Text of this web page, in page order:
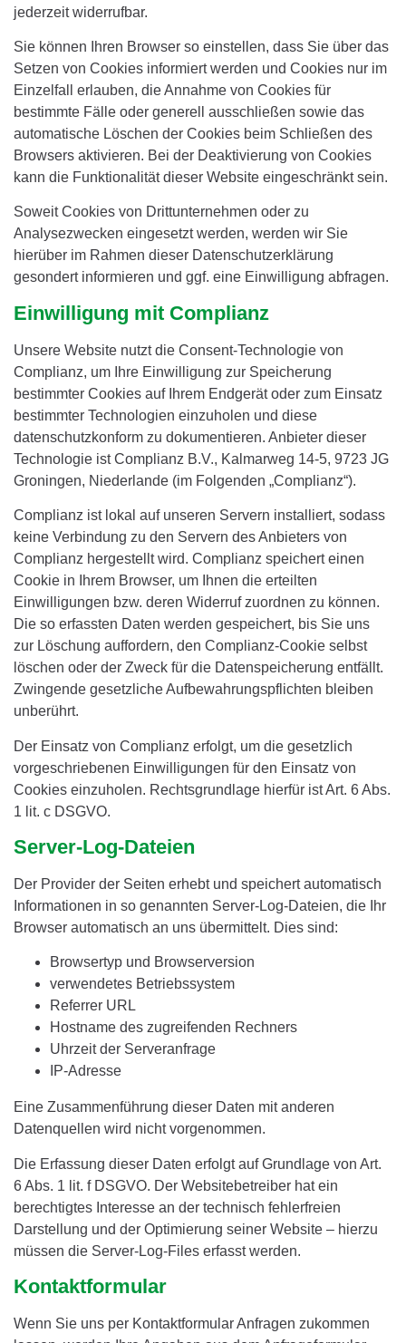
jederzeit widerrufbar.
Sie können Ihren Browser so einstellen, dass Sie über das
Setzen von Cookies informiert werden und Cookies nur im
Einzelfall erlauben, die Annahme von Cookies für
bestimmte Fälle oder generell ausschließen sowie das
automatische Löschen der Cookies beim Schließen des
Browsers aktivieren. Bei der Deaktivierung von Cookies
kann die Funktionalität dieser Website eingeschränkt sein.
Soweit Cookies von Drittunternehmen oder zu
Analysezwecken eingesetzt werden, werden wir Sie
hierüber im Rahmen dieser Datenschutzerklärung
gesondert informieren und ggf. eine Einwilligung abfragen.
Einwilligung mit Complianz
Unsere Website nutzt die Consent-Technologie von
Complianz, um Ihre Einwilligung zur Speicherung
bestimmter Cookies auf Ihrem Endgerät oder zum Einsatz
bestimmter Technologien einzuholen und diese
datenschutzkonform zu dokumentieren. Anbieter dieser
Technologie ist Complianz B.V., Kalmarweg 14-5, 9723 JG
Groningen, Niederlande (im Folgenden „Complianz“).
Complianz ist lokal auf unseren Servern installiert, sodass
keine Verbindung zu den Servern des Anbieters von
Complianz hergestellt wird. Complianz speichert einen
Cookie in Ihrem Browser, um Ihnen die erteilten
Einwilligungen bzw. deren Widerruf zuordnen zu können.
Die so erfassten Daten werden gespeichert, bis Sie uns
zur Löschung auffordern, den Complianz-Cookie selbst
löschen oder der Zweck für die Datenspeicherung entfällt.
Zwingende gesetzliche Aufbewahrungspflichten bleiben
unberührt.
Der Einsatz von Complianz erfolgt, um die gesetzlich
vorgeschriebenen Einwilligungen für den Einsatz von
Cookies einzuholen. Rechtsgrundlage hierfür ist Art. 6 Abs.
1 lit. c DSGVO.
Server-Log-Dateien
Der Provider der Seiten erhebt und speichert automatisch
Informationen in so genannten Server-Log-Dateien, die Ihr
Browser automatisch an uns übermittelt. Dies sind:
Browsertyp und Browserversion
verwendetes Betriebssystem
Referrer URL
Hostname des zugreifenden Rechners
Uhrzeit der Serveranfrage
IP-Adresse
Eine Zusammenführung dieser Daten mit anderen
Datenquellen wird nicht vorgenommen.
Die Erfassung dieser Daten erfolgt auf Grundlage von Art.
6 Abs. 1 lit. f DSGVO. Der Websitebetreiber hat ein
berechtigtes Interesse an der technisch fehlerfreien
Darstellung und der Optimierung seiner Website – hierzu
müssen die Server-Log-Files erfasst werden.
Kontaktformular
Wenn Sie uns per Kontaktformular Anfragen zukommen